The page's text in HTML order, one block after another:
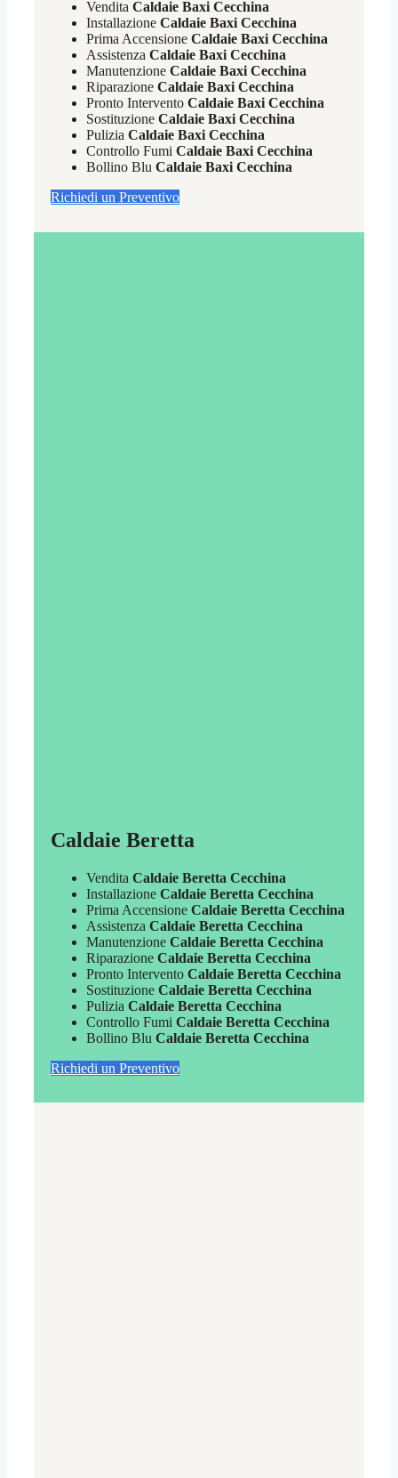
Vendita Caldaie Baxi Cecchina
Installazione Caldaie Baxi Cecchina
Prima Accensione Caldaie Baxi Cecchina
Assistenza Caldaie Baxi Cecchina
Manutenzione Caldaie Baxi Cecchina
Riparazione Caldaie Baxi Cecchina
Pronto Intervento Caldaie Baxi Cecchina
Sostituzione Caldaie Baxi Cecchina
Pulizia Caldaie Baxi Cecchina
Controllo Fumi Caldaie Baxi Cecchina
Bollino Blu Caldaie Baxi Cecchina
Richiedi un Preventivo
Caldaie Beretta
Vendita Caldaie Beretta Cecchina
Installazione Caldaie Beretta Cecchina
Prima Accensione Caldaie Beretta Cecchina
Assistenza Caldaie Beretta Cecchina
Manutenzione Caldaie Beretta Cecchina
Riparazione Caldaie Beretta Cecchina
Pronto Intervento Caldaie Beretta Cecchina
Sostituzione Caldaie Beretta Cecchina
Pulizia Caldaie Beretta Cecchina
Controllo Fumi Caldaie Beretta Cecchina
Bollino Blu Caldaie Beretta Cecchina
Richiedi un Preventivo